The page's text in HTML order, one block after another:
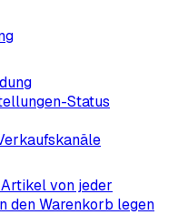
Status
von jeder
den Warenkorb legen